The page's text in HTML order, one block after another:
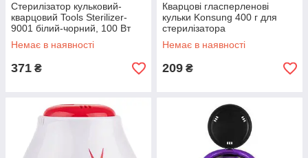
Стерилізатор кульковий-
кварцовий Tools Sterilizer-
9001 білий-чорний, 100 Вт
Немає в наявності
371 ₴
Кварцові гласперленові
кульки Konsung 400 г для
стерилізатора
Немає в наявності
209 ₴